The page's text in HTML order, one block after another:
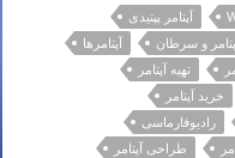
آپتامر پپتیدی
و سرطان
آپتامرها
تهیه آپتامر
خرید آپتامر
رادیوفارماسی
طراحی آپتامر